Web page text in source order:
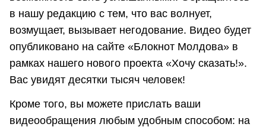
в нашу редакцию с тем, что вас волнует,
возмущает, вызывает негодование. Видео будет
опубликовано на сайте «Блокнот Молдова» в
рамках нашего нового проекта «Хочу сказать!».
Вас увидят десятки тысяч человек!
Кроме того, вы можете прислать ваши
видеообращения любым удобным способом: на